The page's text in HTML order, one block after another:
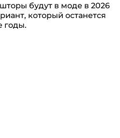
будут в моде в 2026
который останется
годы.